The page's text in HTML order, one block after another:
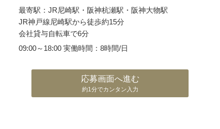
最寄駅：JR尼崎駅・阪神杭瀬駅・阪神大物駅
JR神戸線尼崎駅から徒歩約15分
会社貸与自転車で6分
09:00～18:00 実働時間：8時間/日
応募画面へ進む
約1分でカンタン入力